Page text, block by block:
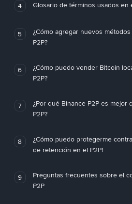
4 Glosario de términos usados en
5
¿Cómo agregar nuevos
P2P?
6
¿Cómo puedo vender Bitcoin
P2P?
7
¿Por qué Binance P2P es mejor
P2P?
8
¿Cómo puedo protegerme
de retención en el P2P!
9
Preguntas frecuentes sobre el
P2P